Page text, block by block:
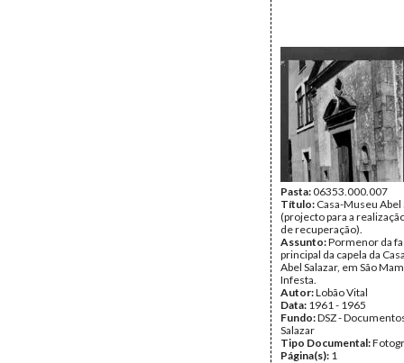
Pasta:06353.000.007
Título: Casa-Museu Abel
(projecto para a
de recuperação).
Assunto:Pormenor da
principal da capela da
Abel Salazar, em São
Infesta.
Autor:Lobão Vital
Data: 1961 - 1965
Fundo:DSZ -
Salazar
Tipo Documental:
Página(s): 1